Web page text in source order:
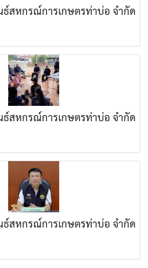
สหกรณ์การเกษตรท่าบ่อ จำกัด
สหกรณ์การเกษตรท่าบ่อ จำกัด
สหกรณ์การเกษตรท่าบ่อ จำกัด